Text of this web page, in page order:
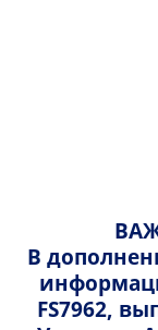
В
FS7962,
Багаж
Электронные
борту